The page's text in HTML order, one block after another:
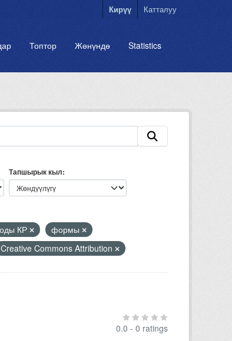
Кирүү Катталуу
Топтор Жөнүндө Statistics
Тапшырык кыл
КР
формы
Creative Commons Attribution
0.0 - 0 ratings